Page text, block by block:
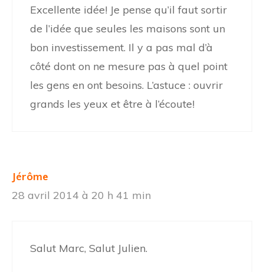
Excellente idée! Je pense qu’il faut sortir
de l’idée que seules les maisons sont un
bon investissement. Il y a pas mal d’à
côté dont on ne mesure pas à quel point
les gens en ont besoins. L’astuce : ouvrir
grands les yeux et être à l’écoute!
Jérôme
28 avril 2014 à 20 h 41 min
Salut Marc, Salut Julien.